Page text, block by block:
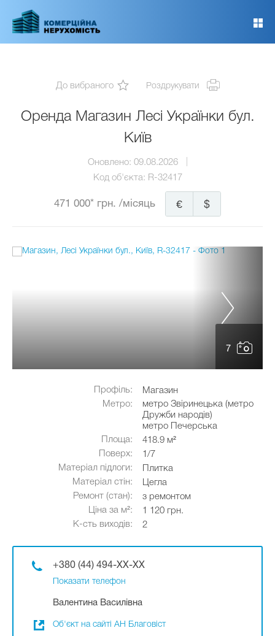
основного
До вибраного Роздрукувати
Оренда Магазин Лесі Українки бул.
Київ
Оновлено: 09.08.2026
Код об'єкта: R-32417
471 000* грн. /місяць $
€
7
Профіль:
Магазин
Метро:
метро Звіринецька (метро
Дружби народів)
метро Печерська
Площа:
418.9 м²
Поверх:
1/7
Матеріал підлоги:
Плитка
Матеріал стін:
Цегла
Ремонт (стан):
з ремонтом
Ціна за м²:
1 120 грн.
К-сть виходів:
2
+380 (44) 494-XX-XX
Показати телефон
Валентина Василівна
Об'єкт на сайті АН Благовіст